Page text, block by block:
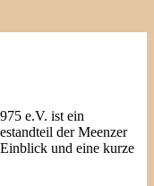
e.V. ist ein
der Meenzer
und eine kurze